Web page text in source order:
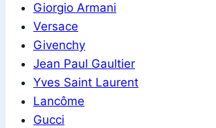
Giorgio Armani
Versace
Givenchy
Jean Paul Gaultier
Yves Saint Laurent
Lancôme
Gucci